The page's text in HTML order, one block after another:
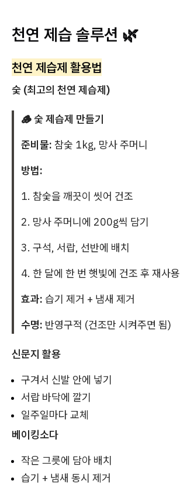
천연 제습 솔루션 🌿
천연 제습제 활용법
숯 (최고의 천연 제습제)
🪵 숯 제습제 만들기
준비물: 참숯 1kg, 망사 주머니
방법:
1. 참숯을 깨끗이 씻어 건조
2. 망사 주머니에 200g씩 담기
3. 구석, 서랍, 선반에 배치
4. 한 달에 한 번 햇빛에 건조 후 재사용
효과: 습기 제거 + 냄새 제거
수명: 반영구적 (건조만 시켜주면 됨)
신문지 활용
구겨서 신발 안에 넣기
서랍 바닥에 깔기
일주일마다 교체
베이킹소다
작은 그릇에 담아 배치
습기 + 냄새 동시 제거